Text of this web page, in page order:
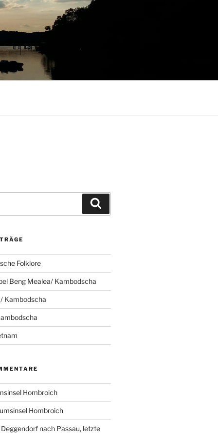
Folklore
Beng Mealea/ Kambodscha
Kambodscha
Hombroich
Hombroich
nach Passau, letzte